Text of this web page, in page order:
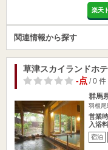
楽天
関連情報から探す
草津スカイランドホ
-点/ 0 件
群馬
羽根
営業
入浴
宿泊